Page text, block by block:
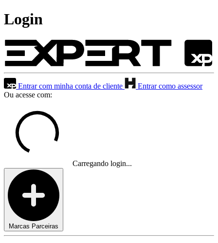
Login
Entrar com minha conta de cliente
Entrar como assessor
Ou acesse com:
Carregando login...
Marcas Parceiras